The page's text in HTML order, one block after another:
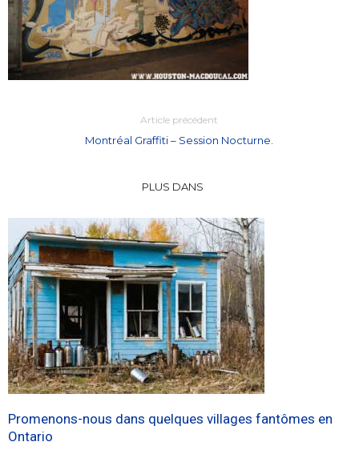
Article précédent
Montréal Graffiti – Session Nocturne.
PLUS DANS
Promenons-nous dans quelques villages fantômes en
Ontario